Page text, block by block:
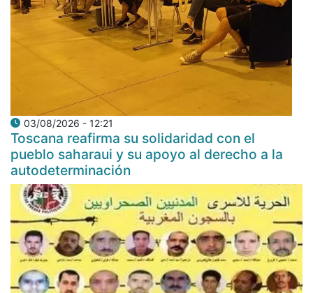
03/08/2026 - 12:21
Toscana reafirma su solidaridad con el
pueblo saharaui y su apoyo al derecho a la
autodeterminación